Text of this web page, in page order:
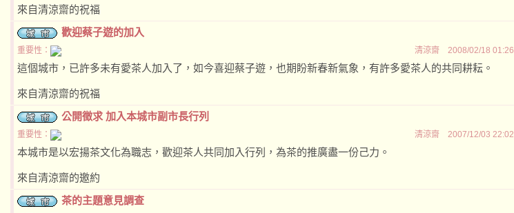
來自清涼齋的祝福
歡迎蔡子遊的加入
重要性： 清涼齋 2008/02/18 01:26
這個城市，已許多未有愛茶人加入了，如今喜迎蔡子遊，也期盼新春新氣象，有許多愛茶人的共同耕耘。
來自清涼齋的祝福
公開徵求 加入本城市副市長行列
重要性： 清涼齋 2007/12/03 22:02
本城市是以宏揚茶文化為職志，歡迎茶人共同加入行列，為茶的推廣盡一份己力。
來自清涼齋的邀約
茶的主題意見調查